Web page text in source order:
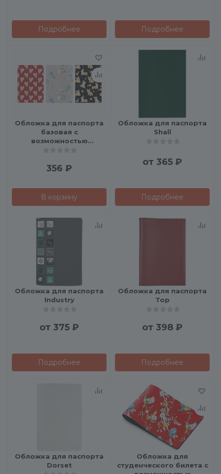
Подробнее Подробнее
Обложка для паспорта
базовая с
возможностью
356 ₽
В корзину
Обложка для паспорта
Shall
от 365 ₽
Подробнее
Обложка для паспорта
Industry
от 375 ₽
Подробнее
Обложка для паспорта
Top
от 398 ₽
Подробнее
Обложка для паспорта
Dorset
Обложка для
студенческого билета с